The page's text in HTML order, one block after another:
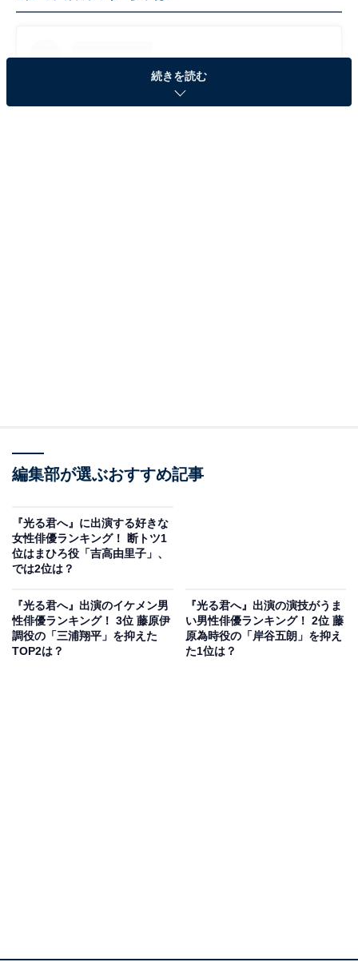
2位にランクインしたのは、国仲涼子さんです。吉高由
ています。
2001年にNHK連続テレビ小説『ちゅらさん』でヒロイン
を務め、一躍ブレーク。現在放送中のドラマ『厨房のあ
りす』（日本テレビ系）では、主演の門脇麦さん演じる
ありすの、亡き母親役として出演しています。
続きを読む
編集部が選ぶおすすめ記事
『光る君へ』に出演する好きな
女性俳優ランキング！ 断トツ1
位はまひろ役「吉高由里子」、
では2位は？
『光る君へ』出演のイケメン男
性俳優ランキング！ 3位 藤原伊
調役の「三浦翔平」を抑えた
TOP2は？
『光る君へ』出演の演技がうま
い男性俳優ランキング！ 2位 藤
原為時役の「岸谷五朗」を抑え
た1位は？